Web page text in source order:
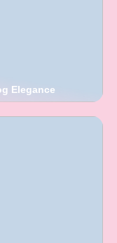
Elegance